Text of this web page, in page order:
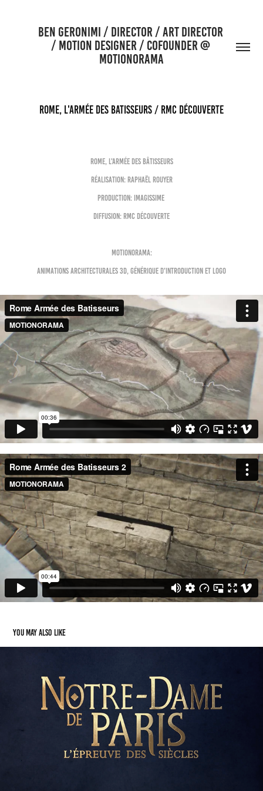
BEN GERONIMI / DIRECTOR / ART DIRECTOR
/ MOTION DESIGNER / COFOUNDER @
MOTIONORAMA
ROME, L'ARMÉE DES BATISSEURS / RMC DÉCOUVERTE
ROME, L'ARMÉE DES BÂTISSEURS
Réalisation: Raphaël ROUYER
Production: Imagissime
Diffusion: RMC Découverte
MOTIONORAMA:
Animations Architecturales 3D, générique d'introduction et logo
You may also like
NOTRE DAME DE PARIS / FRANCE TV
2021